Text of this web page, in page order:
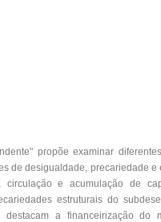
propõe examinar
de desigualdade, precariedade e
e acumulação de
estruturais do
a financeirização do